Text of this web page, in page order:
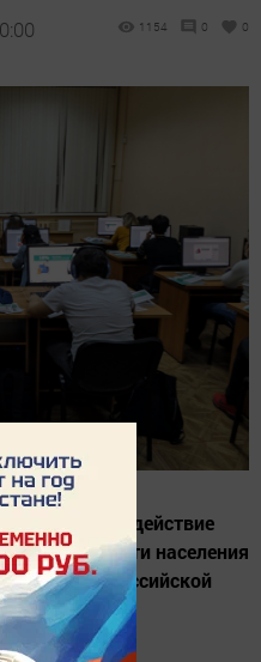
1154 0 0
проекта «Содействие
грамотности населения
в Российской